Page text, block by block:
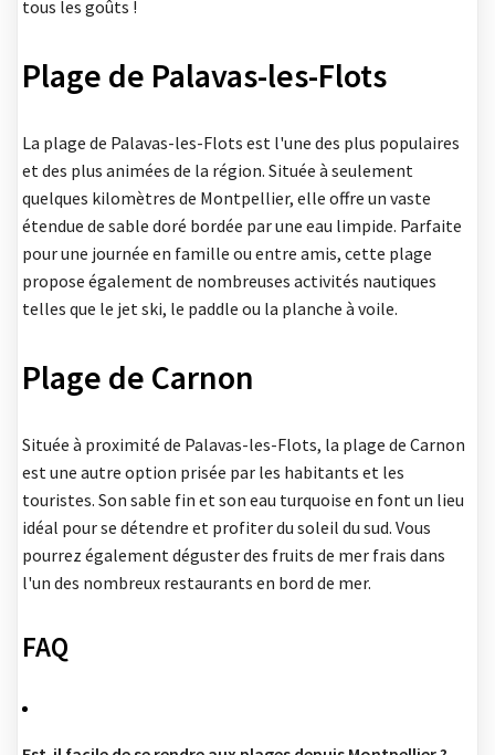
tous les goûts !
Plage de Palavas-les-Flots
La plage de Palavas-les-Flots est l'une des plus populaires
et des plus animées de la région. Située à seulement
quelques kilomètres de Montpellier, elle offre un vaste
étendue de sable doré bordée par une eau limpide. Parfaite
pour une journée en famille ou entre amis, cette plage
propose également de nombreuses activités nautiques
telles que le jet ski, le paddle ou la planche à voile.
Plage de Carnon
Située à proximité de Palavas-les-Flots, la plage de Carnon
est une autre option prisée par les habitants et les
touristes. Son sable fin et son eau turquoise en font un lieu
idéal pour se détendre et profiter du soleil du sud. Vous
pourrez également déguster des fruits de mer frais dans
l'un des nombreux restaurants en bord de mer.
FAQ